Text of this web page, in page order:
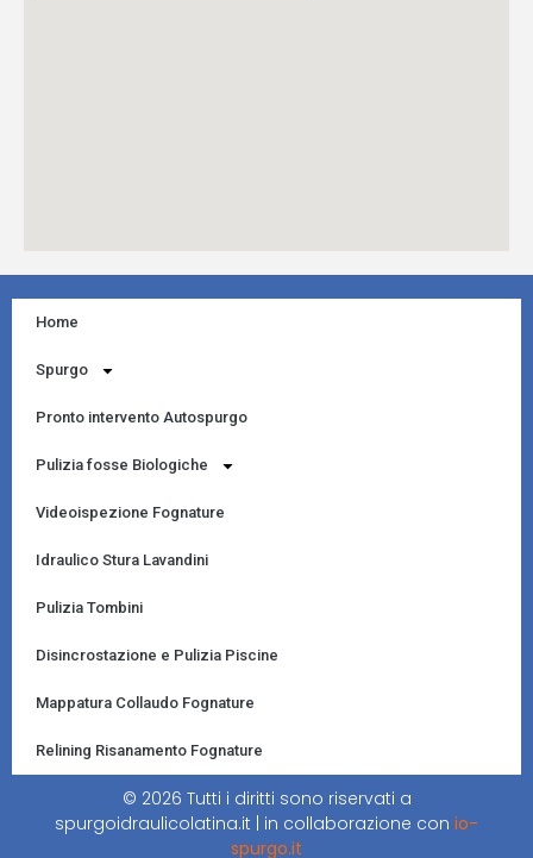
Home
Spurgo
Pronto intervento Autospurgo
Pulizia fosse Biologiche
Videoispezione Fognature
Idraulico Stura Lavandini
Pulizia Tombini
Disincrostazione e Pulizia Piscine
Mappatura Collaudo Fognature
Relining Risanamento Fognature
© 2026 Tutti i diritti sono riservati a
spurgoidraulicolatina.it | in collaborazione con io-
spurgo.it